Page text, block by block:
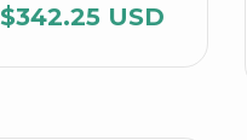
$342.25 USD